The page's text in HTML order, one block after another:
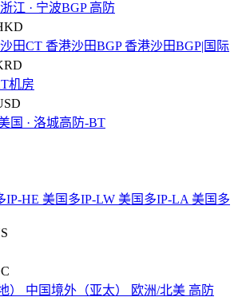
浙江 · 宁波BGP 高防
田CT 香港沙田BGP 香港沙田BGP|国际
机房
国 · 洛城高防-BT
IP-HE 美国多IP-LW 美国多IP-LA 美国多
）
中国境外（亚太） 欧洲/北美 高防